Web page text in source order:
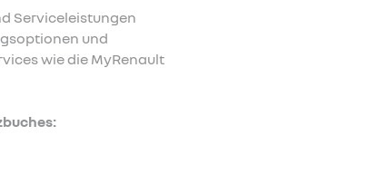
Serviceleistungen
und
wie die MyRenault